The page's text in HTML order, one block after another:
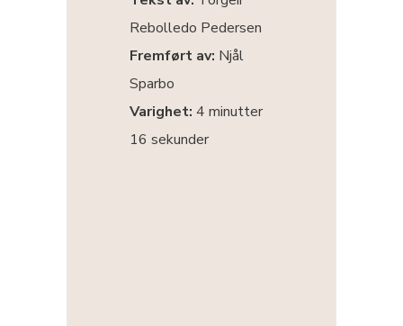
Rebolledo Pedersen
Fremført av: Njål
Sparbo
Varighet: 4 minutter
16 sekunder